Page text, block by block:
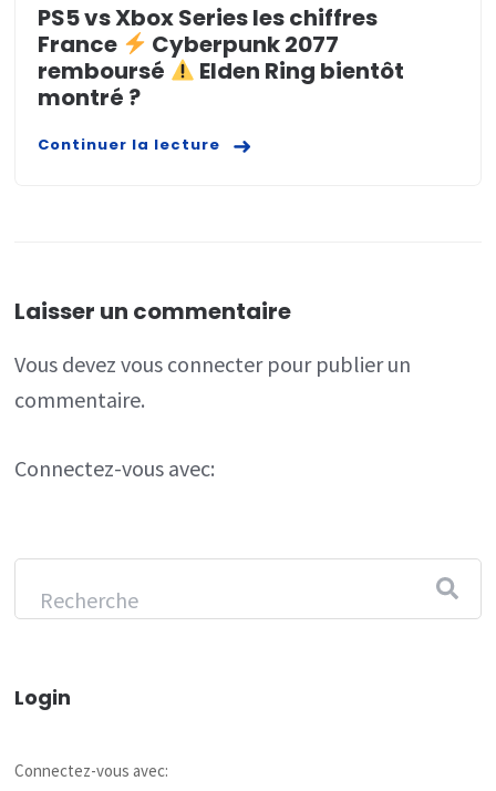
PS5 vs Xbox Series les chiffres
France
Cyberpunk 2077
remboursé
Elden Ring bientôt
montré ?
Continuer la lecture
Laisser un commentaire
Vous devezvous connecterpour publier un
commentaire.
Connectez-vous avec:
Login
Connectez-vous avec: